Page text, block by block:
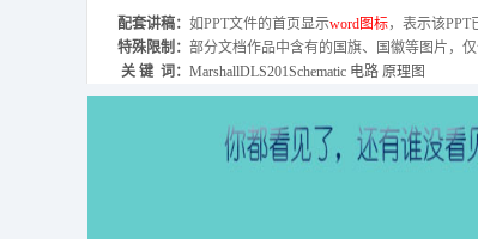
配套讲稿： 如PPT文件的首页显示word图标，表示该PPT
特殊限制： 部分文档作品中含有的国旗、国徽等图片，
关 键 词： MarshallDLS201Schematic 电路 原理图